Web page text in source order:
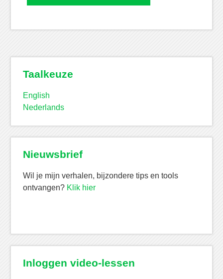
Taalkeuze
English
Nederlands
Nieuwsbrief
Wil je mijn verhalen, bijzondere tips en tools
ontvangen? Klik hier
Inloggen video-lessen